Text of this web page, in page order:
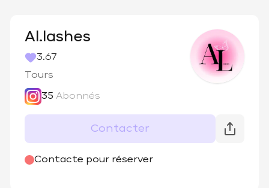
Al.lashes
3.67
Tours
35 Abonnés
Contacter
Contacte pour réserver
@alashes37